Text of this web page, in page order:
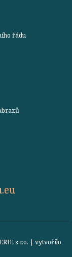
řádu
s.r.o. | vytvořilo